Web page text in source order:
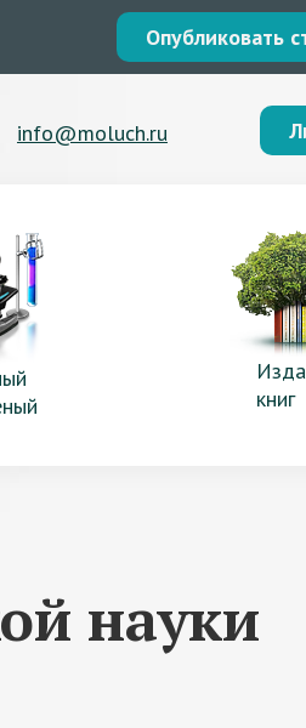
Опубликовать
info@moluch.ru
книг
науки